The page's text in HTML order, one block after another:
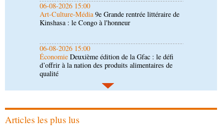
06-08-2026 15:00
ÉconomieDeuxième édition de la Gfac : le défi
d’offrir à la nation des produits alimentaires de
06-08-2026 14:30
Économie Gfac 2026 : des produits locaux dans
les stands, des surgelés dans les assiettes
06-08-2026 14:15
renforce la riposte avec l'appui de l'OMS et
d'Africa CDC
Articles les plus lus